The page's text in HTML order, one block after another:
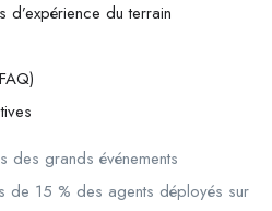
du terrain
des grands événements
de 15 % des agents déployés sur